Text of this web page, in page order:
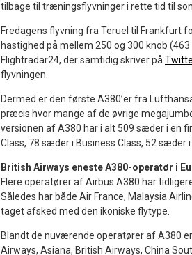
tilbage til træningsflyvninger i rette tid til
Fredagens flyvning fra Teruel til Frankfurt
hastighed på mellem 250 og 300 knob
Flightradar24, der samtidig skriver på
flyvningen.
Dermed er den første A380’er fra
præcis hvor mange af de øvrige
versionen af A380 har i alt 509 sæder i en
Class, 78 sæder i Business Class, 52 sæder
British Airways eneste A380-operatør i
Flere operatører af Airbus A380 har
Således har både Air France, Malaysia
taget afsked med den ikoniske flytype.
Blandt de nuværende operatører af A380
Airways, Asiana, British Airways, China